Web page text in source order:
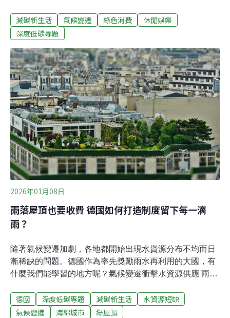
士》（Climate Warriors）納入了碳排機制，玩家煉礦、烹
飪等都會累積碳排，必須想方設法避免情勢惡化。教育現
索可行的永續解方。熱浪生存遊戲：擊退惡龍、打造避暑
城市麥塊推出的教育型遊戲《熱浪生存遊戲》（Heat
Wave Survival），玩家在「生存模式」中，必須保護村
莊、殺死惡龍，避免遭受熱浪惡龍（heat dragon）的攻
擊。這隻惡龍就是熱浪的化身，每當盛夏就會侵襲村莊。
減碳新生活 氣候變遷 綠色消費
休閒娛樂
深度低碳專題
2026年01月08日
雨落屋頂也要收費 德國如何打造制度留下每一滴
雨？
隨著氣候變遷加劇，各地都開始出現水資源分布不均而日
漸稀缺的問題。德國作為率先獎勵雨水再利用的大國，有
什麼我們能學習的地方呢？氣候變遷衝擊水資源供應 雨水
定，適合人們居住，然而，隨著氣候變遷的影響增加，水
資源短缺和乾旱發生頻率及範圍擴大，水資源短缺的問題
德國 深度低碳專題 減碳新生活
水資源短缺
氣候變遷
海綿城市 綠屋頂